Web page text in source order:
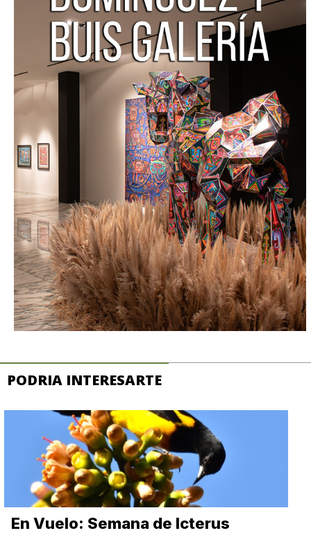
PODRIA INTERESARTE
En Vuelo: Semana de Icterus